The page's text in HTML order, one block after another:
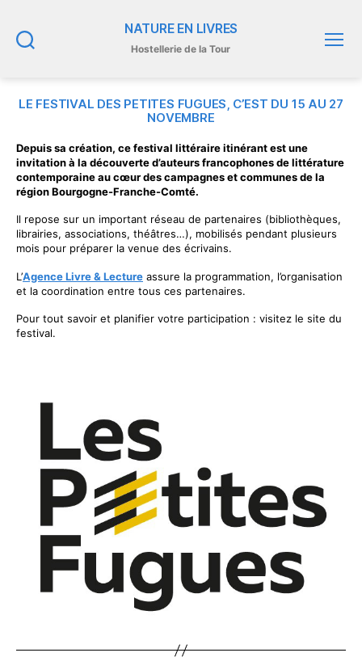
NATURE EN LIVRES
Hostellerie de la Tour
LE FESTIVAL DES PETITES FUGUES, C’EST DU 15 AU 27
NOVEMBRE
Depuis sa création, ce festival littéraire itinérant est une
invitation à la découverte d’auteurs francophones de littérature
contemporaine au cœur des campagnes et communes de la
région Bourgogne-Franche-Comté.
Il repose sur un important réseau de partenaires (bibliothèques,
librairies, associations, théâtres…), mobilisés pendant plusieurs
mois pour préparer la venue des écrivains.
L’Agence Livre & Lecture assure la programmation, l’organisation
et la coordination entre tous ces partenaires.
Pour tout savoir et planifier votre participation : visitez le site du
festival.